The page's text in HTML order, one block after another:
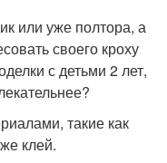
Материалы для
поделок
или уже полтора, а
своего кроху
с детьми 2 лет,
такие как
клей.